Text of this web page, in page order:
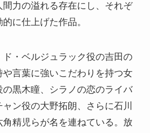
力の溢れる存在にし、それぞ
に仕上げた作品。
ド・ベルジュラック役の吉田の
や言葉に強いこだわりを持つ女
黒木瞳、シラノの恋のライバ
ン役の大野拓朗、さらに石川
精児らが名を連ねている。放